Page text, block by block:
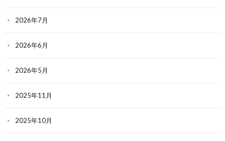
2026年7月
2026年6月
2026年5月
2025年11月
2025年10月